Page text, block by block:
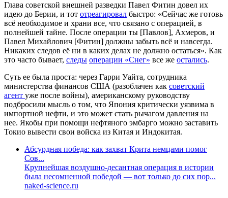
Глава советской внешней разведки Павел Фитин довел их
идею до Берии, и тот отреагировал быстро: «Сейчас же готовь
всё необходимое и храни все, что связано с операцией, в
полнейшей тайне. После операции ты [Павлов], Ахмеров, и
Павел Михайлович [Фитин] должны забыть всё и навсегда.
Никаких следов её ни в каких делах не должно остаться». Как
это часто бывает, следы операции «Снег» все же остались.
Суть ее была проста: через Гарри Уайта, сотрудника
министерства финансов США (разоблачен как советский
агент уже после войны), американскому руководству
подбросили мысль о том, что Япония критически уязвима в
импортной нефти, и это может стать рычагом давления на
нее. Якобы при помощи нефтяного эмбарго можно заставить
Токио вывести свои войска из Китая и Индокитая.
Абсурдная победа: как захват Крита немцами помог
Сов...
Крупнейшая воздушно-десантная операция в истории
была несомненной победой — вот только до сих пор...
naked-science.ru